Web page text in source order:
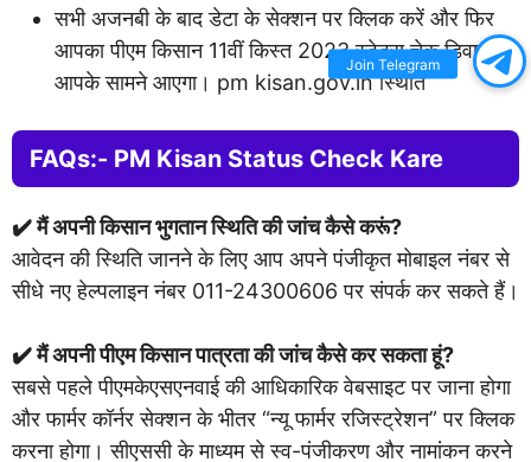
सभी अजनबी के बाद डेटा के सेक्शन पर क्लिक करें और फिर
आपका पीएम किसान 11वीं किस्त 2023 स्टेट्स चेक डिवाइस
आपके सामने आएगा। pm kisan.gov.in स्थिति
FAQs:- PM Kisan Status Check Kare
✔️ मैं अपनी किसान भुगतान स्थिति की जांच कैसे करूं?
आवेदन की स्थिति जानने के लिए आप अपने पंजीकृत मोबाइल नंबर से
सीधे नए हेल्पलाइन नंबर 011-24300606 पर संपर्क कर सकते हैं।
✔️ मैं अपनी पीएम किसान पात्रता की जांच कैसे कर सकता हूं?
सबसे पहले पीएमकेएसएनवाई की आधिकारिक वेबसाइट पर जाना होगा
और फार्मर कॉर्नर सेक्शन के भीतर “न्यू फार्मर रजिस्ट्रेशन” पर क्लिक
करना होगा। सीएससी के माध्यम से स्व-पंजीकरण और नामांकन करने
Join Telegram